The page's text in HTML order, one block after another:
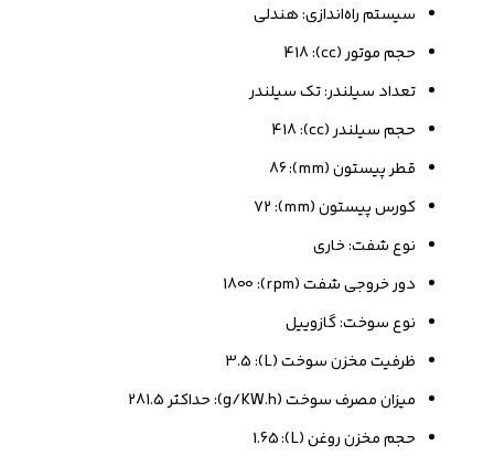
سیستم راه‌اندازی: هندلی
حجم موتور (cc): 418
تعداد سیلندر: تک سیلندر
حجم سیلندر (cc): 418
قطر پیستون (mm): 86
کورس پیستون (mm): 72
نوع شفت: خاری
دور خروجی شفت (rpm): 1800
نوع سوخت: گازوییل
ظرفیت مخزن سوخت (L): 3.5
میزان مصرف سوخت (g/KW.h): حداکثر 281.5
حجم مخزن روغن (L): 1.65